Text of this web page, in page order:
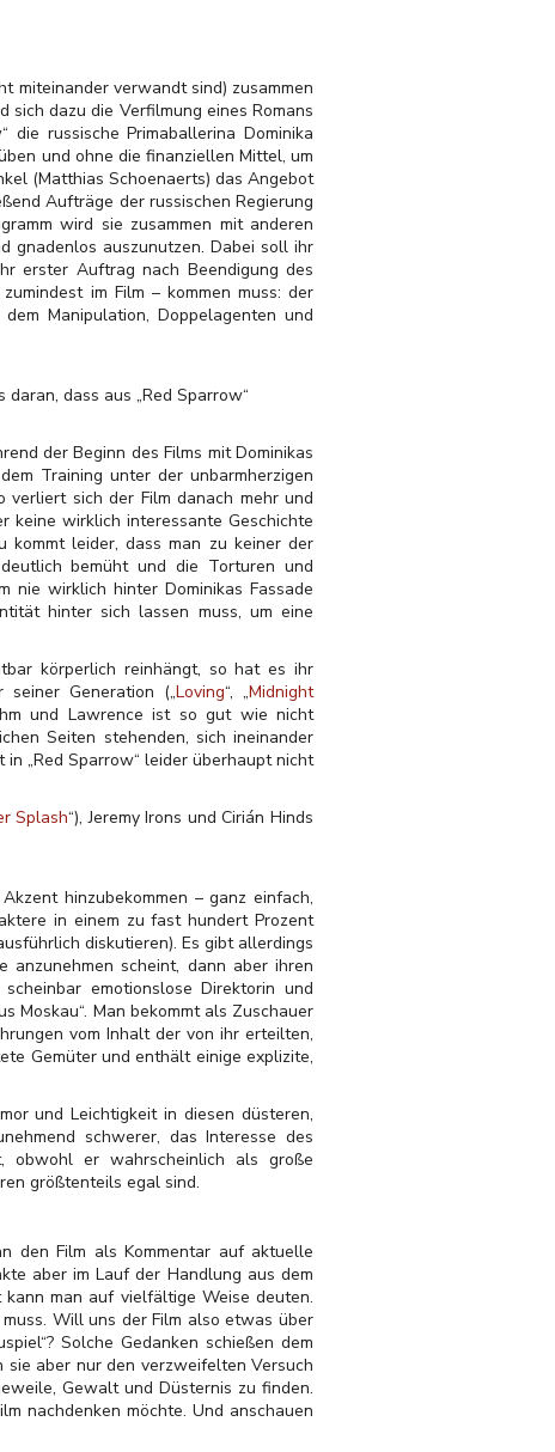
miteinander verwandt sind) zusammen
dazu die Verfilmung eines Romans
die russische Primaballerina Dominika
und ohne die finanziellen Mittel, um
(Matthias Schoenaerts) das Angebot
Aufträge der russischen Regierung
wird sie zusammen mit anderen
gnadenlos auszunutzen. Dabei soll ihr
erster Auftrag nach Beendigung des
im Film – kommen muss: der
Manipulation, Doppelagenten und
dass aus „Red Sparrow“
der Beginn des Films mit Dominikas
Training unter der unbarmherzigen
sich der Film danach mehr und
keine wirklich interessante Geschichte
leider, dass man zu keiner der
bemüht und die Torturen und
nie wirklich hinter Dominikas Fassade
hinter sich lassen muss, um eine
körperlich reinhängt, so hat es ihr
seiner Generation („Loving“, „Midnight
und Lawrence ist so gut wie nicht
Seiten stehenden, sich ineinander
„Red Sparrow“ leider überhaupt nicht
Splash“), Jeremy Irons und Cirián Hinds
hinzubekommen – ganz einfach,
in einem zu fast hundert Prozent
diskutieren). Es gibt allerdings
anzunehmen scheint, dann aber ihren
emotionslose Direktorin und
Moskau“. Man bekommt als Zuschauer
vom Inhalt der von ihr erteilten,
Gemüter und enthält einige explizite,
und Leichtigkeit in diesen düsteren,
schwerer, das Interesse des
obwohl er wahrscheinlich als große
größtenteils egal sind.
den Film als Kommentar auf aktuelle
aber im Lauf der Handlung aus dem
man auf vielfältige Weise deuten.
Will uns der Film also etwas über
Solche Gedanken schießen dem
sie aber nur den verzweifelten Versuch
Gewalt und Düsternis zu finden.
nachdenken möchte. Und anschauen